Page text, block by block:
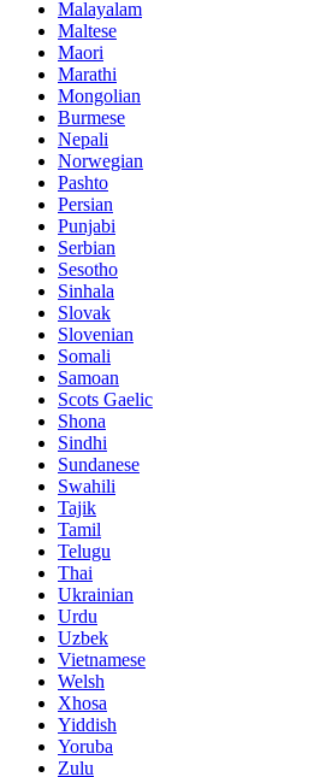
Malayalam
Maltese
Maori
Marathi
Mongolian
Burmese
Nepali
Norwegian
Pashto
Persian
Punjabi
Serbian
Sesotho
Sinhala
Slovak
Slovenian
Somali
Samoan
Scots Gaelic
Shona
Sindhi
Sundanese
Swahili
Tajik
Tamil
Telugu
Thai
Ukrainian
Urdu
Uzbek
Vietnamese
Welsh
Xhosa
Yiddish
Yoruba
Zulu